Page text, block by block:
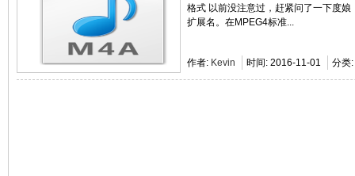
格式 以前没注意过，赶紧问了一下度
扩展名。在MPEG4标准...
作者: Kevin 时间: 2016-11-01 分类: